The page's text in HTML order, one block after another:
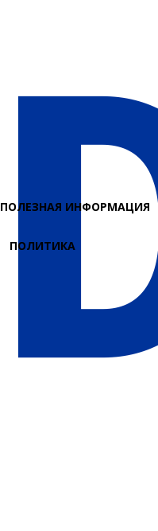
ПОЛЕЗНАЯ ИНФОРМАЦИЯ
ПОЛИТИКА